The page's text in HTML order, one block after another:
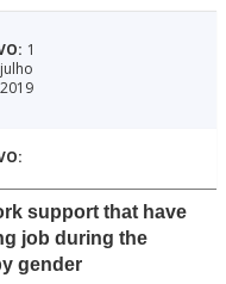
1
support that have
job during the
gender